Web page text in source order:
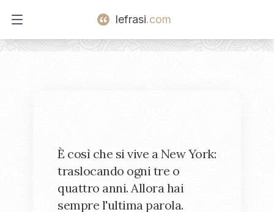
Open main menu
lefrasi.com
È così che si vive a New York:
traslocando ogni tre o
quattro anni. Allora hai
sempre l'ultima parola.